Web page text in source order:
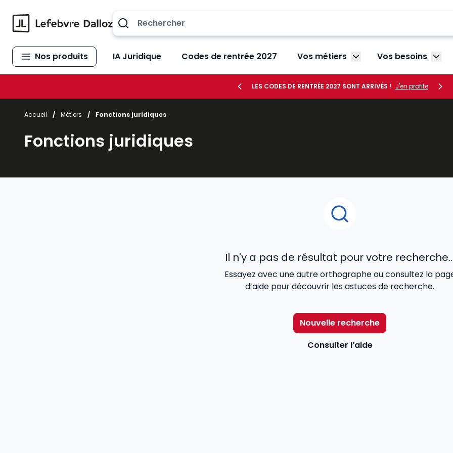
Nos produits IA Juridique Codes de rentrée 2027 Vos métiers Afficher le sous-menu
Vos besoins
LES CODES DE RENTRÉE 2027 SONT ARRIVÉS ! J'en profite
Accueil / Métiers / Fonctions juridiques
Fonctions juridiques
Il n'y a pas de résultat pour votre
Essayez avec une autre orthographe ou consultez la
d’aide pour découvrir les astuces de recherche.
Nouvelle recherche
Consulter l’aide